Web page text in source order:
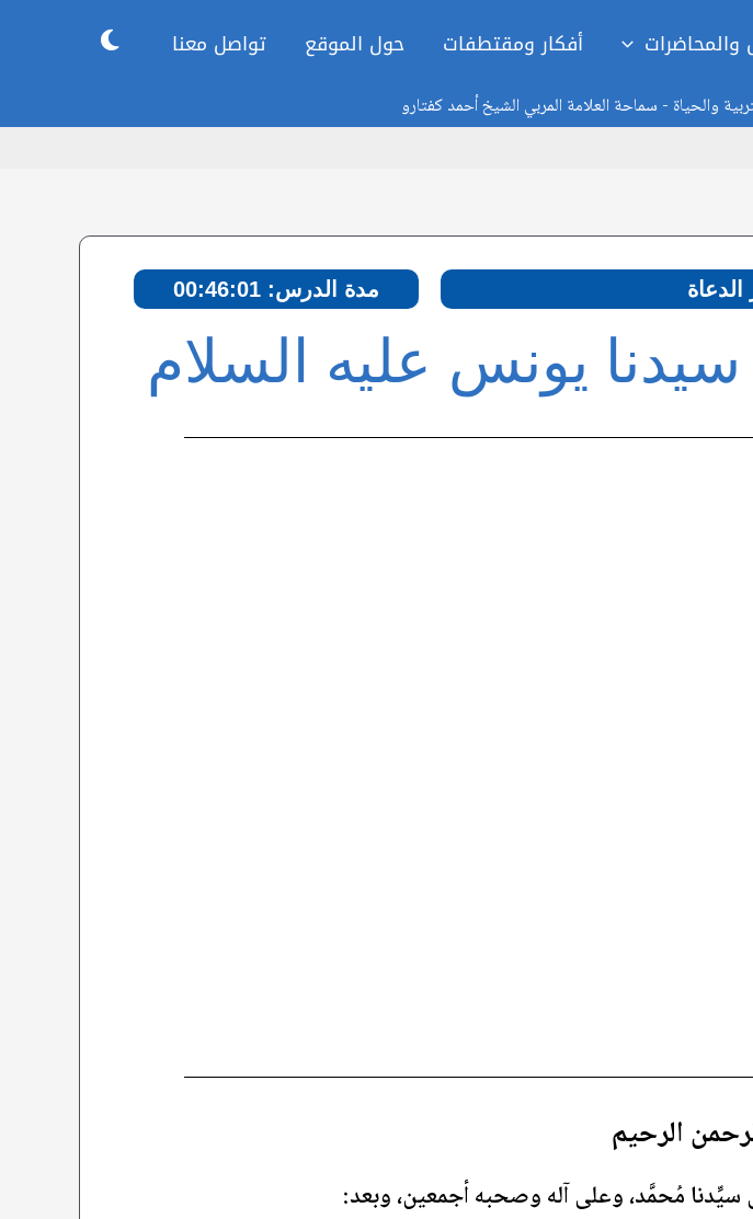
أفكار ومقتطفات حول الموقع تواصل معنا
والحياة - سماحة العلامة المربي الشيخ أحمد كفتارو
الدعاة مدة الدرس: 00:46:01
الرحيم
سيِّدنا مُحمَّد، وعلى آله وصحبه أجمعين، وبعد: